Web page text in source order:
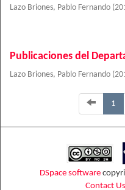
Lazo Briones, Pablo Fernando (
Publicaciones del
Lazo Briones, Pablo Fernando (
1
DSpace software
Contact Us